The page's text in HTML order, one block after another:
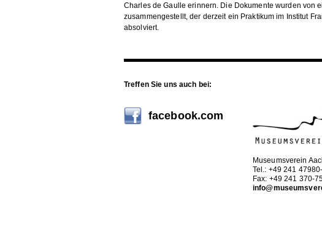
Charles de Gaulle erinnern. Die Dokumente wurden von
zusammengestellt, der derzeit ein Praktikum im Institut
absolviert.
Treffen Sie uns auch bei:
facebook.com
Museumsverein
Tel.: +49 241
Fax: +49 241 370-